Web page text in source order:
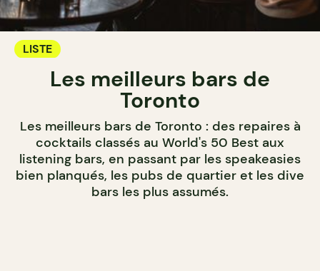
LISTE
Les meilleurs bars de
Toronto
Les meilleurs bars de Toronto : des repaires à
cocktails classés au World's 50 Best aux
listening bars, en passant par les speakeasies
bien planqués, les pubs de quartier et les dive
bars les plus assumés.